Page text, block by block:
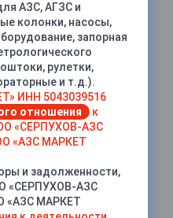
АЗС, АГЗС и
колонки, насосы,
запорная
рулетки,
и т.д.).
ИНН 5043039516
отношения
к
«СЕРПУХОВ-АЗС
«АЗС МАРКЕТ
и задолженности,
«СЕРПУХОВ-АЗС
«АЗС МАРКЕТ